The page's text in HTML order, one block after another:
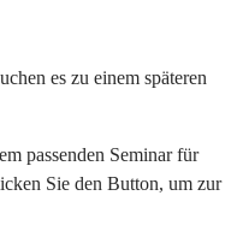
es zu einem späteren
passenden Seminar für
Sie den Button, um zur